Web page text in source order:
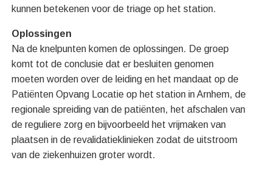
kunnen betekenen voor de triage op het station.
Oplossingen
Na de knelpunten komen de oplossingen. De groep
komt tot de conclusie dat er besluiten genomen
moeten worden over de leiding en het mandaat op de
Patiënten Opvang Locatie op het station in Arnhem, de
regionale spreiding van de patiënten, het afschalen van
de reguliere zorg en bijvoorbeeld het vrijmaken van
plaatsen in de revalidatieklinieken zodat de uitstroom
van de ziekenhuizen groter wordt.